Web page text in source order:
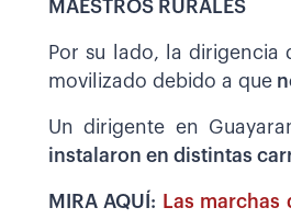
MAESTROS RURALES
Por su lado, la
movilizado debido a que
Un dirigente en
instalaron en distintas
MIRA AQUÍ: Las marchas